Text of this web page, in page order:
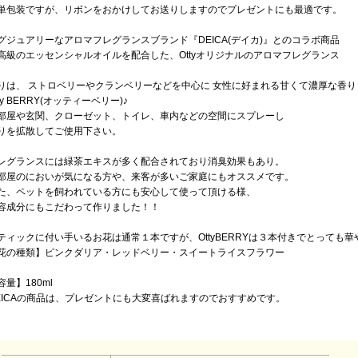
包装ですが、リボンをおかけしてお送りしますのでプレゼントにも最適です。
ジュアリーなアロマフレグランスブランド『DEICA(デイカ)』とのコラボ商品
級のエッセンシャルオイルを配合した、Ottyオリジナルのアロマフレグランス
は、 ストロベリーやクランベリーなどを中心に 女性に好まれる甘くて濃厚な香り
BERRY(オッティーベリー)♪
屋や玄関、クローゼット、トイレ、車内などの空間にスプレーし
を拡散してご使用下さい。
グランスには緑茶エキスが多く配合されており消臭効果もあり。
屋のにおいが気になる方や、来客が多いご家庭にもオススメです。
、ペットを飼われている方にも安心して使って頂ける様、
成分にもこだわって作りました！！
ィックに付い手いるお花は通常１本ですが、OttyBERRYは３本付きでとっても華
の種類】ピンクダリア・レッドベリー・スイートライスフラワー
量】180ml
の商品は、プレゼントにも大変喜ばれますのでおすすめです。